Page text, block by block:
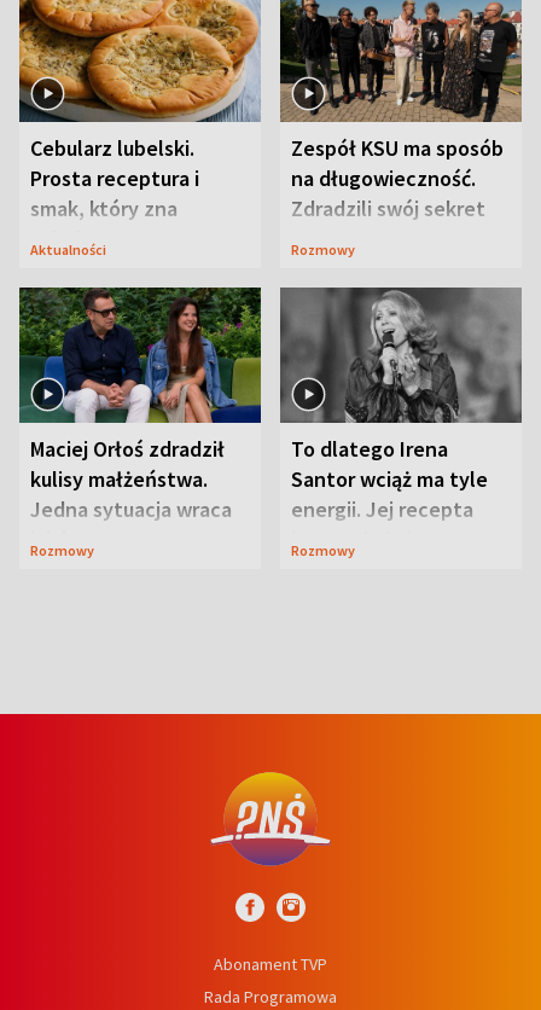
Cebularz lubelski.
Prosta receptura i
smak, który zna
Lubelszczyzna
Aktualności
Zespół KSU ma sposób
na długowieczność.
Zdradzili swój sekret
Rozmowy
Maciej Orłoś zdradził
kulisy małżeństwa.
Jedna sytuacja wraca
jak bumerang
Rozmowy
To dlatego Irena
Santor wciąż ma tyle
energii. Jej recepta
jest zaskakująco
Rozmowy
Abonament TVP
Rada Programowa